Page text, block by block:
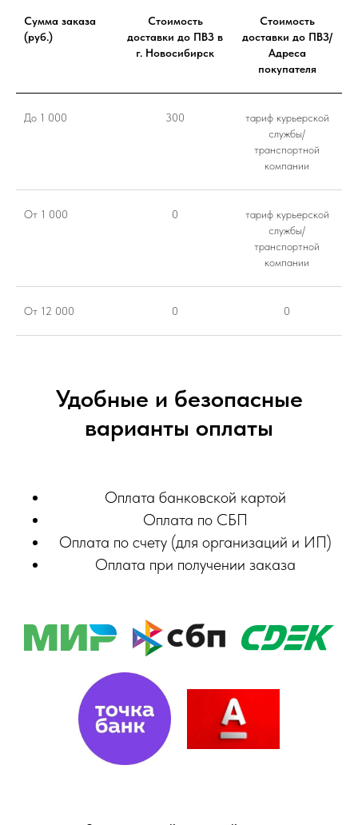
Сумма заказа
(руб.)
Стоимость
доставки до ПВЗ в
г. Новосибирск
Стоимость
доставки до ПВЗ/
Адреса
покупателя
До 1 000 300
тариф курьерской
службы/
транспортной
компании
От 1 000 0
тариф курьерской
службы/
транспортной
компании
От 12 000 0 0
Удобные и безопасные
варианты оплаты
Оплата банковской картой
Оплата по СБП
Оплата по счету (для организаций и ИП)
Оплата при получении заказа